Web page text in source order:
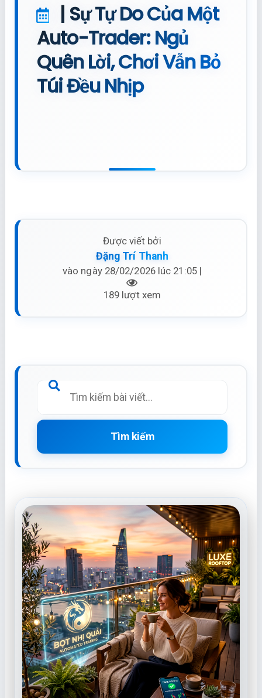
| Sự Tự Do Của Một
Auto-Trader: Ngủ
Quên Lời, Chơi Vẫn Bỏ
Túi Đều Nhịp
Được viết bởi
Đặng Trí Thanh
vào ngày 28/02/2026 lúc 21:05 |
189 lượt xem
Tìm kiếm